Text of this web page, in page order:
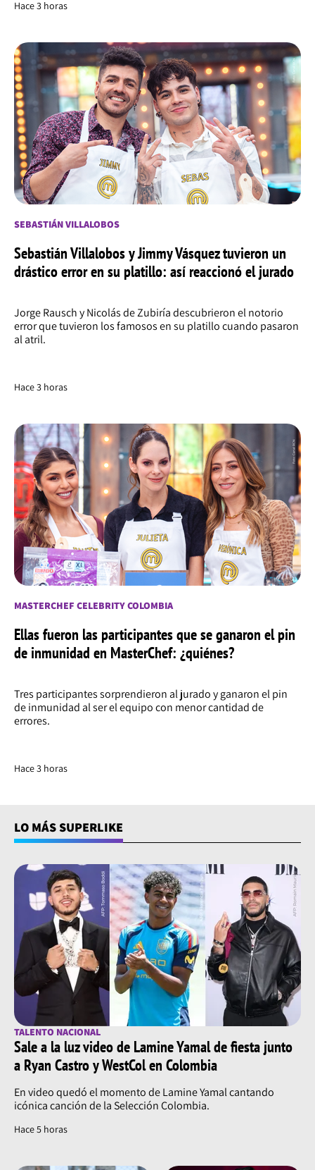
Hace 3 horas
SEBASTIÁN VILLALOBOS
Sebastián Villalobos y Jimmy Vásquez tuvieron un
drástico error en su platillo: así reaccionó el jurado
Jorge Rausch y Nicolás de Zubiría descubrieron el notorio
error que tuvieron los famosos en su platillo cuando pasaron
al atril.
Hace 3 horas
MASTERCHEF CELEBRITY COLOMBIA
Ellas fueron las participantes que se ganaron el pin
de inmunidad en MasterChef: ¿quiénes?
Tres participantes sorprendieron al jurado y ganaron el pin
de inmunidad al ser el equipo con menor cantidad de
errores.
Hace 3 horas
LO MÁS SUPERLIKE
TALENTO NACIONAL
Sale a la luz video de Lamine Yamal de fiesta junto
a Ryan Castro y WestCol en Colombia
En video quedó el momento de Lamine Yamal cantando
icónica canción de la Selección Colombia.
Hace 5 horas